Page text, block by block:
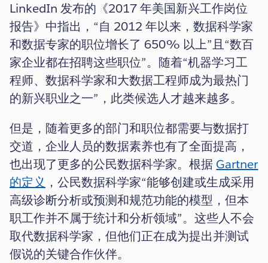
LinkedIn 发布的《2017 年美国新兴工作岗位
报告》中指出，“自 2012 年以来，数据科学家
和数据专家的职位增长了 650% 以上”且“数百
家企业都在招聘这些职位”。随着“机器学习工
程师、数据科学家和大数据工程师成为最热门
的新兴职业之一”，此类候选人才越来越多。
但是，随着更多的部门和职位都需要与数据打
交道，企业人员的数据素养也有了全面提高，
也出现了更多的公民数据科学家。根据 Gartner
的定义 ，公民数据科学家“能够创建或生成采用
高级诊断分析或预测和规范功能的模型，但本
职工作并不属于统计和分析领域”。这些人不会
取代数据科学家，但他们正在成为提出并测试
假说的关键合作伙伴。